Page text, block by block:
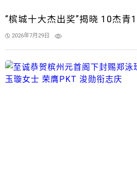
“槟城十大杰出奖”揭晓 10杰青
2026年7月29日